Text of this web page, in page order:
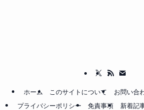
ホーム このサイトについて お問い合
プライバシーポリシー
免責事項 新着記